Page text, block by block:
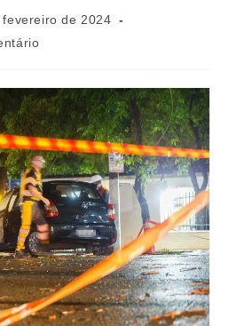
fevereiro de 2024